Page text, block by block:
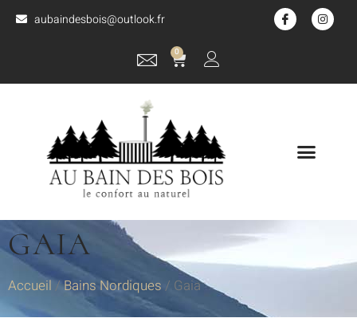
aubaindesbois@outlook.fr
0
GAIA
Accueil /Bains Nordiques / Gaia